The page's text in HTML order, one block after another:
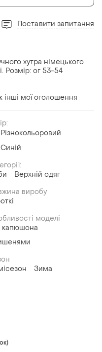
Поставити запитання
хутра німецького
Розмір: ог 53-54
інші мої оголошення
Різнокольоровий
Синій
Верхній одяг
виробу
моделі
капюшона
Зима